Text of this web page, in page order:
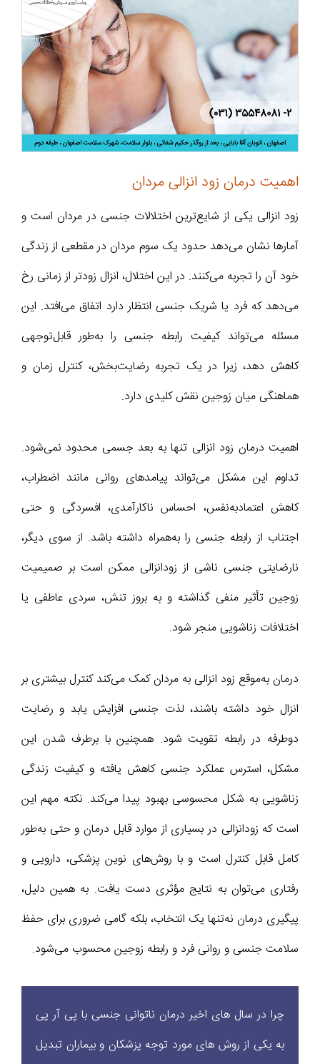
اهمیت درمان زود انزالی مردان
زود انزالی یکی از شایع‌ترین اختلالات جنسی در مردان است و
آمارها نشان می‌دهد حدود یک سوم مردان در مقطعی از زندگی
خود آن را تجربه می‌کنند. در این اختلال، انزال زودتر از زمانی رخ
می‌دهد که فرد یا شریک جنسی انتظار دارد اتفاق می‌افتد. این
مسئله می‌تواند کیفیت رابطه جنسی را به‌طور قابل‌توجهی
کاهش دهد، زیرا در یک تجربه رضایت‌بخش، کنترل زمان و
هماهنگی میان زوجین نقش کلیدی دارد.
اهمیت درمان زود انزالی تنها به بعد جسمی محدود نمی‌شود.
تداوم این مشکل می‌تواند پیامدهای روانی مانند اضطراب،
کاهش اعتمادبه‌نفس، احساس ناکارآمدی، افسردگی و حتی
اجتناب از رابطه جنسی را به‌همراه داشته باشد. از سوی دیگر،
نارضایتی جنسی ناشی از زودانزالی ممکن است بر صمیمیت
زوجین تأثیر منفی گذاشته و به بروز تنش، سردی عاطفی یا
اختلافات زناشویی منجر شود.
درمان به‌موقع زود انزالی به مردان کمک می‌کند کنترل بیشتری بر
انزال خود داشته باشند، لذت جنسی افزایش یابد و رضایت
دوطرفه در رابطه تقویت شود. همچنین با برطرف شدن این
مشکل، استرس عملکرد جنسی کاهش یافته و کیفیت زندگی
زناشویی به شکل محسوسی بهبود پیدا می‌کند. نکته مهم این
است که زودانزالی در بسیاری از موارد قابل درمان و حتی به‌طور
کامل قابل کنترل است و با روش‌های نوین پزشکی، دارویی و
رفتاری می‌توان به نتایج مؤثری دست یافت. به همین دلیل،
پیگیری درمان نه‌تنها یک انتخاب، بلکه گامی ضروری برای حفظ
سلامت جنسی و روانی فرد و رابطه زوجین محسوب می‌شود.
چرا در سال‌ های اخیر درمان ناتوانی جنسی با پی آر پی
به یکی از روش‌ های مورد توجه پزشکان و بیماران تبدیل